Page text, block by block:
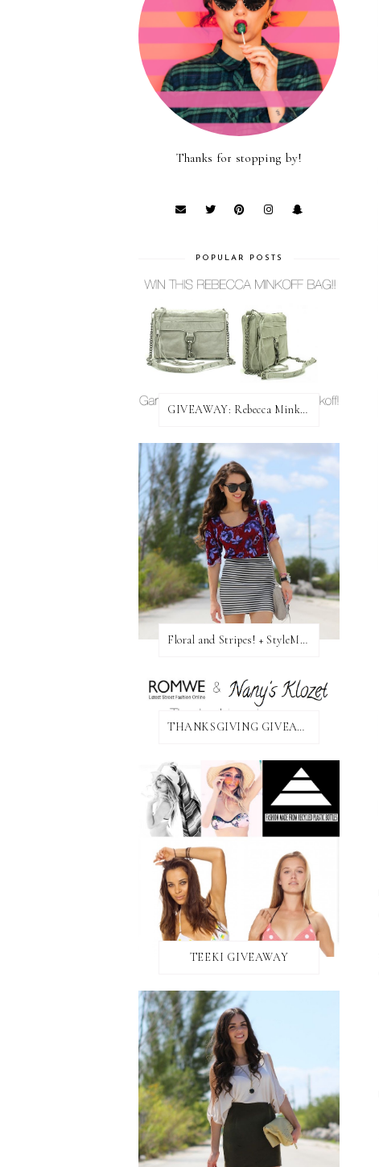
Thanks for stopping by!
POPULAR POSTS
GIVEAWAY: Rebecca Minkoff Bag!
Floral and Stripes! + StyleMint GIVEAWAY!
THANKSGIVING GIVEAWAY!
TEEKI GIVEAWAY